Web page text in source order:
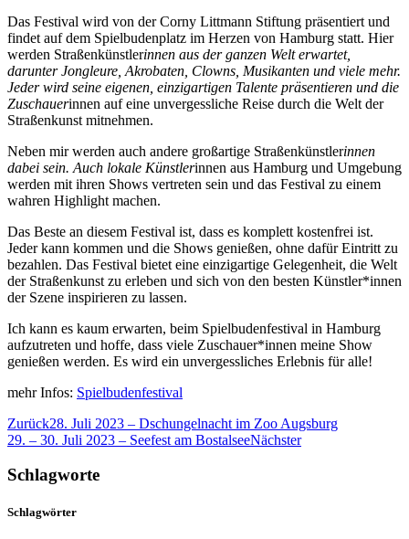
Das Festival wird von der Corny Littmann Stiftung präsentiert und
findet auf dem Spielbudenplatz im Herzen von Hamburg statt. Hier
werden Straßenkünstlerinnen aus der ganzen Welt erwartet,
darunter Jongleure, Akrobaten, Clowns, Musikanten und viele mehr.
Jeder wird seine eigenen, einzigartigen Talente präsentieren und die
Zuschauerinnen auf eine unvergessliche Reise durch die Welt der
Straßenkunst mitnehmen.
Neben mir werden auch andere großartige Straßenkünstlerinnen
dabei sein. Auch lokale Künstlerinnen aus Hamburg und Umgebung
werden mit ihren Shows vertreten sein und das Festival zu einem
wahren Highlight machen.
Das Beste an diesem Festival ist, dass es komplett kostenfrei ist.
Jeder kann kommen und die Shows genießen, ohne dafür Eintritt zu
bezahlen. Das Festival bietet eine einzigartige Gelegenheit, die Welt
der Straßenkunst zu erleben und sich von den besten Künstler*innen
der Szene inspirieren zu lassen.
Ich kann es kaum erwarten, beim Spielbudenfestival in Hamburg
aufzutreten und hoffe, dass viele Zuschauer*innen meine Show
genießen werden. Es wird ein unvergessliches Erlebnis für alle!
mehr Infos: Spielbudenfestival
Zurück28. Juli 2023 – Dschungelnacht im Zoo Augsburg
29. – 30. Juli 2023 – Seefest am BostalseeNächster
Schlagworte
Schlagwörter